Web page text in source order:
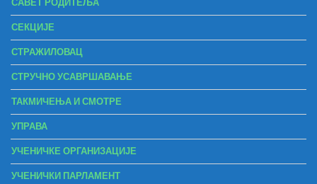
САВЕТ РОДИТЕЉА
СЕКЦИЈЕ
СТРАЖИЛОВАЦ
СТРУЧНО УСАВРШАВАЊЕ
ТАКМИЧЕЊА И СМОТРЕ
УПРАВА
УЧЕНИЧКЕ ОРГАНИЗАЦИЈЕ
УЧЕНИЧКИ ПАРЛАМЕНТ